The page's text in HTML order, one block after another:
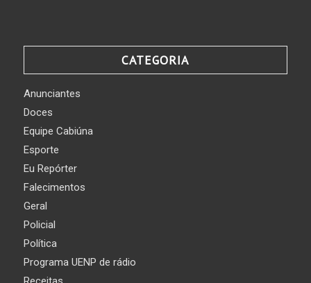
CATEGORIA
Anunciantes
Doces
Equipe Cabiúna
Esporte
Eu Repórter
Falecimentos
Geral
Policial
Política
Programa UENP de rádio